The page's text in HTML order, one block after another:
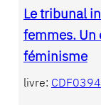
Le tribunal
femmes. Un
féminisme
livre: CDF0394